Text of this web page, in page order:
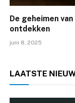
De geheimen
ontdekken
juni 8, 2025
LAATSTE